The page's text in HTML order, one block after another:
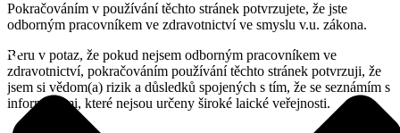
Pokračováním v používání těchto stránek potvrzujete, že jste
odborným pracovníkem ve zdravotnictví ve smyslu v.u. zákona.
Beru v potaz, že pokud nejsem odborným pracovníkem ve
zdravotnictví, pokračováním používání těchto stránek potvrzuji, že
jsem si vědom(a) rizik a důsledků spojených s tím, že se seznámím s
informacemi, které nejsou určeny široké laické veřejnosti.